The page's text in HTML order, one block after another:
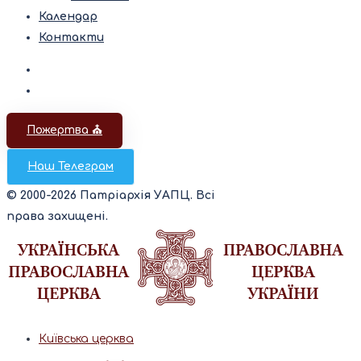
Календар
Контакти
Пожертва ⛪️
Наш Телеграм
© 2000-2026 Патріархія УАПЦ. Всі
права захищені.
Київська церква